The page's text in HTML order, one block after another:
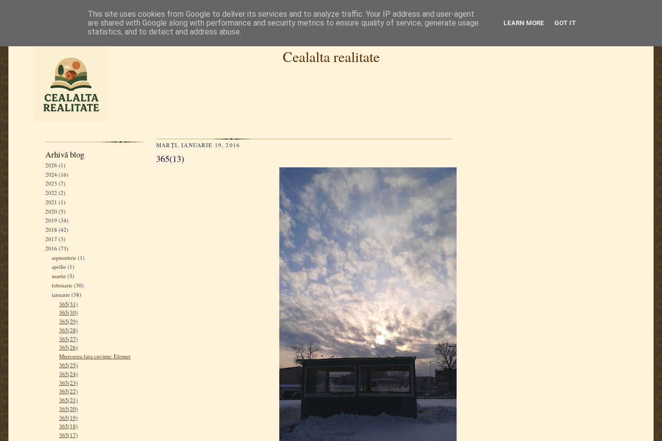
Cealalta realitate
Arhivă blog
2026 (1)
2024 (16)
2023 (7)
2022 (2)
2021 (1)
2020 (5)
2019 (34)
2018 (42)
2017 (3)
2016 (73)
septembrie (1)
aprilie (1)
martie (3)
februarie (30)
ianuarie (38)
365(31)
365(30)
365(29)
365(28)
365(27)
365(26)
Miercurea fara cuvinte: Efemer
365(25)
365(24)
365(23)
365(22)
365(21)
365(20)
365(19)
365(18)
365(17)
MARȚI, IANUARIE 19, 2016
365(13)
This site uses cookies from Google to deliver its services and to analyze traffic. Your IP address and user-agent
are shared with Google along with performance and security metrics to ensure quality of service, generate usage
statistics, and to detect and address abuse.
LEARN MORE GOT IT